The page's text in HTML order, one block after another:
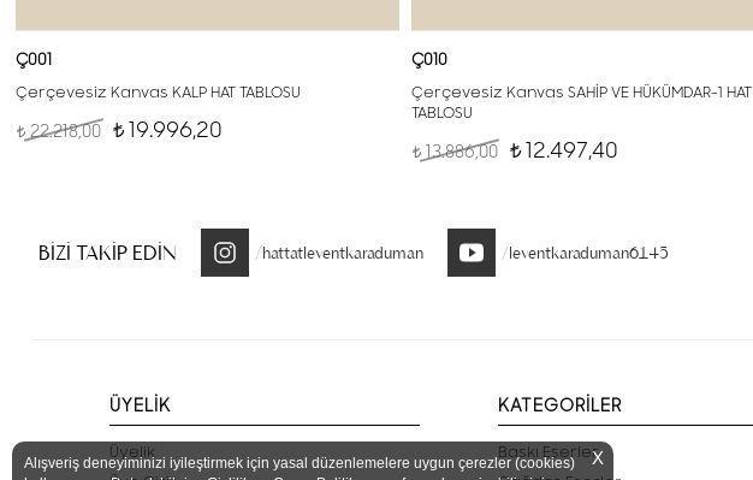
Ç001
Çerçevesiz Kanvas KALP HAT TABLOSU
t 22.218,00 t19.996,20
Ç010
Çerçevesiz Kanvas SAHİP VE HÜKÜMDAR-1 HAT
TABLOSU
t 13.886,00 t12.497,40
BİZİ TAKİP EDİN /hattatleventkaraduman /leventkaraduman6145
ÜYELİK
Üyelik
KATEGORİLER
Baskı Eserler
Alışveriş deneyiminizi iyileştirmek için yasal düzenlemelere uygun çerezler (cookies)
X